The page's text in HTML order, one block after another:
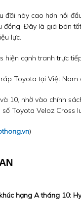
đãi này cao hơn hồi
đồng. Đây là giá bán
lực.
hiện cạnh tranh trực
Toyota tại Việt
10, nhờ vào chính
Toyota Veloz Cross
)
hạng A tháng 10: